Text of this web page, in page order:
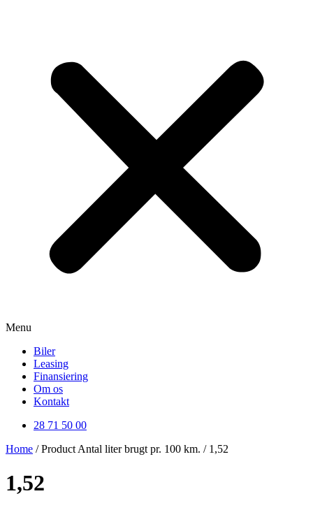
Menu
Biler
Leasing
Finansiering
Om os
Kontakt
28 71 50 00
Home / Product Antal liter brugt pr. 100 km. / 1,52
1,52